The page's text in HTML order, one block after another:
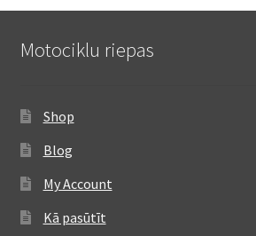
Motociklu riepas
Shop
Blog
My Account
Kā pasūtīt